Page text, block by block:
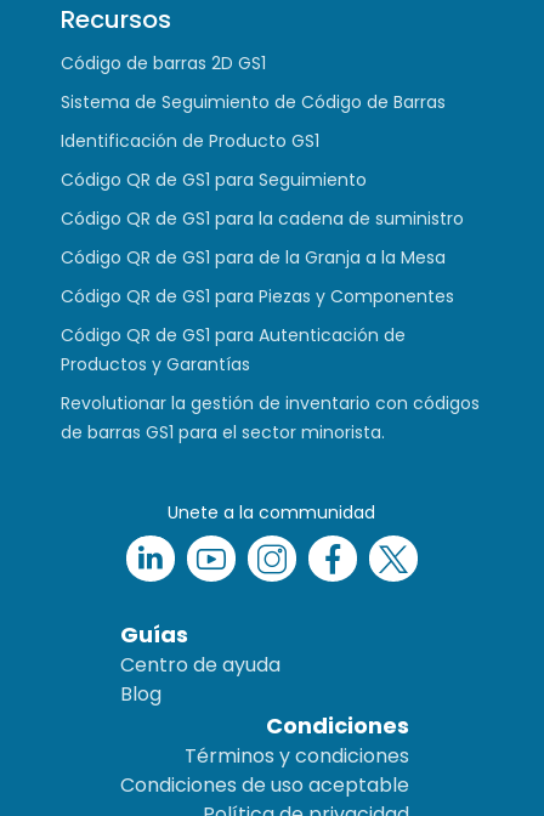
Recursos
Código de barras 2D GS1
Sistema de Seguimiento de Código de Barras
Identificación de Producto GS1
Código QR de GS1 para Seguimiento
Código QR de GS1 para la cadena de suministro
Código QR de GS1 para de la Granja a la Mesa
Código QR de GS1 para Piezas y Componentes
Código QR de GS1 para Autenticación de
Productos y Garantías
Revolutionar la gestión de inventario con códigos
de barras GS1 para el sector minorista.
Unete a la communidad
Guías
Centro de ayuda
Blog
Condiciones
Términos y condiciones
Condiciones de uso aceptable